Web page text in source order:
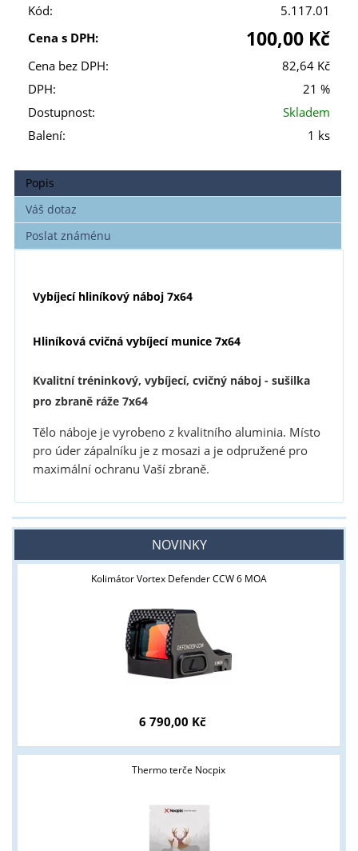
Kód:
5.117.01
Cena s DPH:
100,00 Kč
Cena bez DPH:
82,64 Kč
DPH:
21 %
Dostupnost:
Skladem
Balení:
1 ks
Popis
Váš dotaz
Poslat známénu
Vybíjecí hliníkový náboj 7x64
Hliníková cvičná vybíjecí munice 7x64
Kvalitní tréninkový, vybíjecí, cvičný náboj - sušilka
pro zbraně ráže 7x64
Tělo náboje je vyrobeno z kvalitního aluminia. Místo
pro úder zápalníku je z mosazi a je odpružené pro
maximální ochranu Vaší zbraně.
NOVINKY
Kolimátor Vortex Defender CCW 6 MOA
6 790,00 Kč
Thermo terče Nocpix